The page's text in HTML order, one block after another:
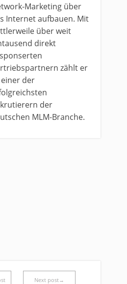
Marketing über
Internet aufbauen. Mit
über weit
direkt
zählt er
der
der
MLM-Branche.
Next post→